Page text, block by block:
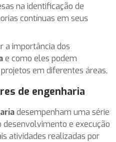
na identificação de
contínuas em seus
a importância dos
e como eles podem
em diferentes áreas.
de engenharia
desempenham uma série
desenvolvimento e execução
atividades realizadas por